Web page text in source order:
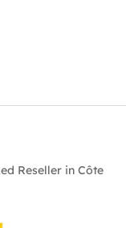
Reseller in Côte